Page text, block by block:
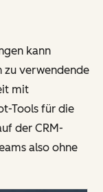
kann
zu verwendende
mit
Tools für die
der CRM-
also ohne